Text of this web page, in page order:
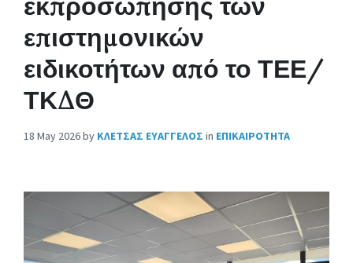
επιστημονικών
ειδικοτήτων από το ΤΕΕ/
ΤΚΔΘ
18 May 2026by ΚΛΕΤΣΑΣ ΕΥΑΓΓΕΛΟΣ in ΕΠΙΚΑΙΡΟΤΗΤΑ